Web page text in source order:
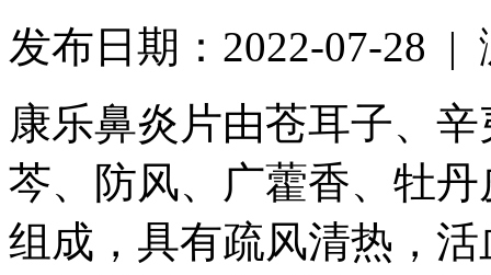
发布日期：2022-07-28 |
康乐鼻炎片由苍耳子、
芩、防风、广藿香、牡
组成，具有疏风清热，